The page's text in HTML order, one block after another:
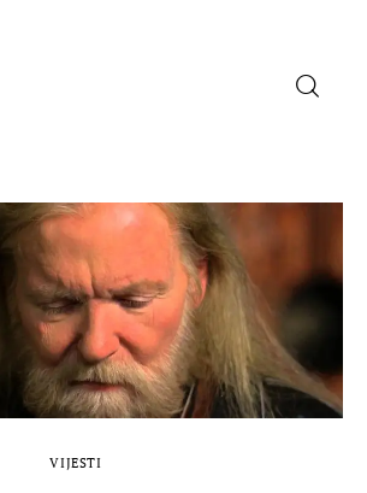
GLAZBA
GLAZBA
VIJESTI